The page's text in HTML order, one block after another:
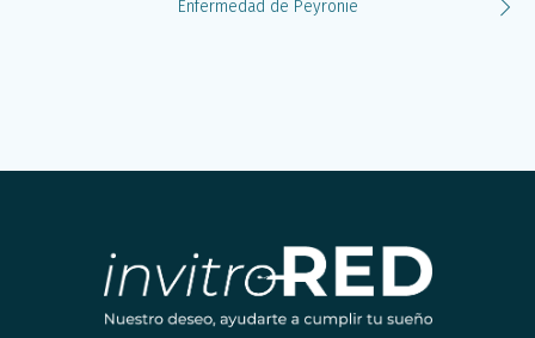
Enfermedad de Peyronie